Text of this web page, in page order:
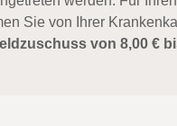
Sie von Ihrer
von 8,00 €